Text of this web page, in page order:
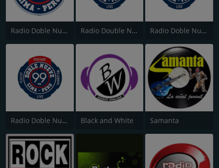
Radio Doble Nueve Radio Double Nueve - Classic Radio Doble Nueve - Millennial
Radio Doble Nueve - Heritage Black and White Samanta